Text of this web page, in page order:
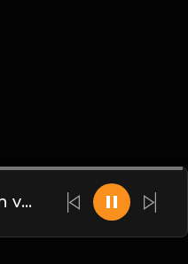
Đời dạy ta muôn vàn cách nắm giữ Đạo dạy người chỉ một chữ buông! & Đạo